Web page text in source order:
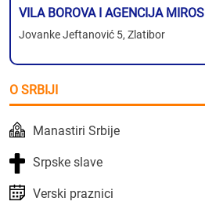
VILA BOROVA I AGENCIJA MIROS
Jovanke Jeftanović 5, Zlatibor
O SRBIJI
Manastiri Srbije
Srpske slave
Verski praznici